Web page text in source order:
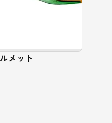
メット